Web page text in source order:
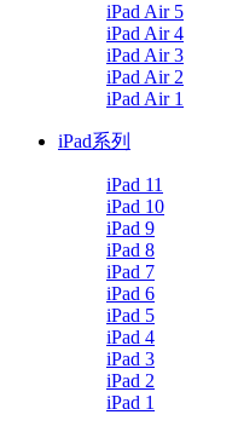
iPad Air 5
iPad Air 4
iPad Air 3
iPad Air 2
iPad Air 1
iPad系列
iPad 11
iPad 10
iPad 9
iPad 8
iPad 7
iPad 6
iPad 5
iPad 4
iPad 3
iPad 2
iPad 1